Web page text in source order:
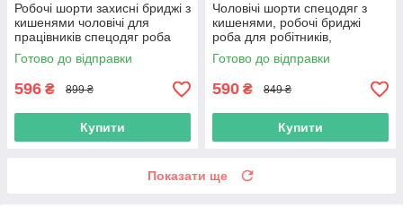
Робочі шорти захисні бриджі з
кишенями чоловічі для
працівників спецодяг роба
уніформа польша
Готово до відправки
596 ₴ 899 ₴
Купити
Чоловічі шорти спецодяг з
кишенями, робочі бриджі
роба для робітників,
практична уніформа на
кожен день, польша
Готово до відправки
590 ₴ 849 ₴
Купити
Показати ще